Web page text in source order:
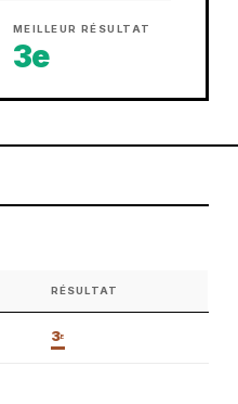
MEILLEUR RÉSULTAT
3e
RÉSULTAT
3E